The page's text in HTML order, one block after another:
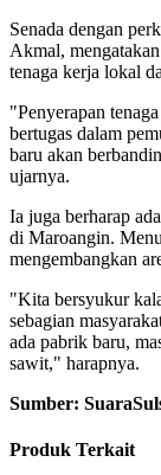
Senada dengan
Akmal,
tenaga kerja lokal
"Penyerapan
bertugas dalam
baru akan
ujarnya.
Ia juga berharap
di Maroangin.
mengembangkan
"Kita bersyukur
sebagian
ada pabrik baru,
sawit," harapnya.
Sumber:
Produk Terkait